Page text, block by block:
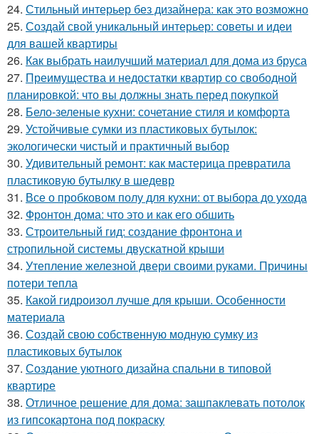
24. Стильный интерьер без дизайнера: как это возможно
25. Создай свой уникальный интерьер: советы и идеи
для вашей квартиры
26. Как выбрать наилучший материал для дома из бруса
27. Преимущества и недостатки квартир со свободной
планировкой: что вы должны знать перед покупкой
28. Бело-зеленые кухни: сочетание стиля и комфорта
29. Устойчивые сумки из пластиковых бутылок:
экологически чистый и практичный выбор
30. Удивительный ремонт: как мастерица превратила
пластиковую бутылку в шедевр
31. Все о пробковом полу для кухни: от выбора до ухода
32. Фронтон дома: что это и как его обшить
33. Строительный гид: создание фронтона и
стропильной системы двускатной крыши
34. Утепление железной двери своими руками. Причины
потери тепла
35. Какой гидроизол лучше для крыши. Особенности
материала
36. Создай свою собственную модную сумку из
пластиковых бутылок
37. Создание уютного дизайна спальни в типовой
квартире
38. Отличное решение для дома: зашпаклевать потолок
из гипсокартона под покраску